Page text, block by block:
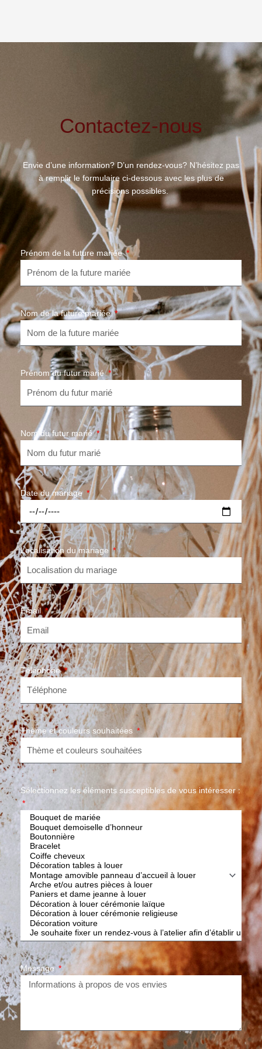
Contactez-nous
Envie d’une information? D’un rendez-vous? N’hésitez pas
à remplir le formulaire ci-dessous avec les plus de
précisions possibles.
Prénom de la future mariée
Nom de la future mariée
Prénom du futur marié
Nom du futur marié
Date du mariage
Localisation du mariage
Email
Téléphone
Thème et couleurs souhaitées
Sélectionnez les éléments susceptibles de vous intéresser :
Message